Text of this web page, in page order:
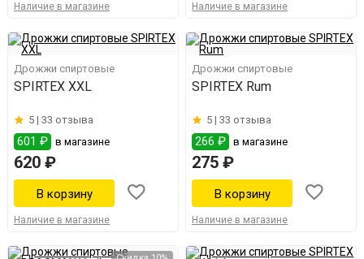
Наличие в магазине Наличие в магазине
Дрожжи спиртовые
SPIRTEX XXL
5 | 33 отзыва
601 ₽ в магазине
620 ₽
Наличие в магазине
Дрожжи спиртовые
SPIRTEX Rum
5 |33 отзыва
266 ₽ в магазине
275 ₽
Наличие в магазине